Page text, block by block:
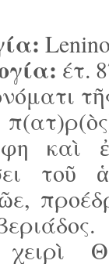
έτ.
καὶ
τοῦ
χειρὶ